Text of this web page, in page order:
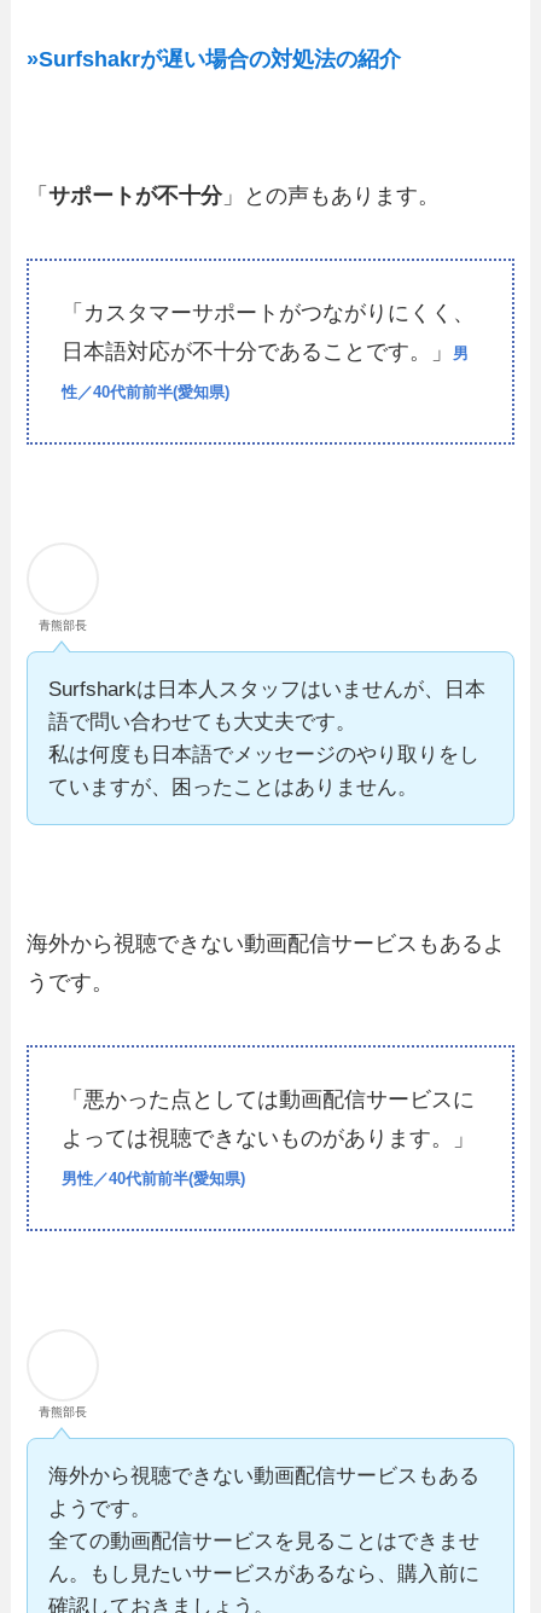
»Surfshakrが遅い場合の対処法の紹介
「サポートが不十分」との声もあります。
「カスタマーサポートがつながりにくく、
日本語対応が不十分であることです。」
男
性／40代前前半(愛知県)
青熊部長
Surfsharkは日本人スタッフはいませんが、日本
語で問い合わせても大丈夫です。
私は何度も日本語でメッセージのやり取りをし
ていますが、困ったことはありません。
海外から視聴できない動画配信サービスもあるよ
うです。
「悪かった点としては動画配信サービスに
よっては視聴できないものがあります。」
男性／40代前前半(愛知県)
青熊部長
海外から視聴できない動画配信サービスもある
ようです。
全ての動画配信サービスを見ることはできませ
ん。もし見たいサービスがあるなら、購入前に
確認しておきましょう。